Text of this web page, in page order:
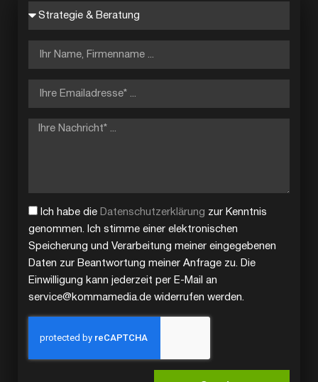
Ich habe die Datenschutzerklärung zur Kenntnis
genommen. Ich stimme einer elektronischen
Speicherung und Verarbeitung meiner eingegebenen
Daten zur Beantwortung meiner Anfrage zu. Die
Einwilligung kann jederzeit per E-Mail an
service@kommamedia.de widerrufen werden.